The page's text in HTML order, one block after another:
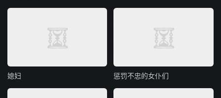
媳妇 惩罚不忠的女仆们